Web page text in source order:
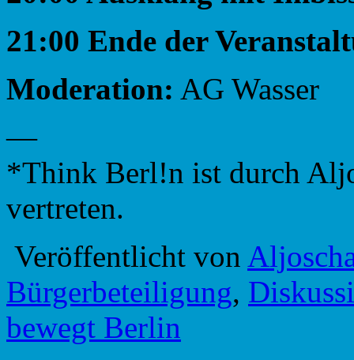
21:00 Ende der
Moderation: AG Wasser
—
*Think Berl!n ist durch
vertreten.
Veröffentlicht von
Bürgerbeteiligung,
bewegt Berlin